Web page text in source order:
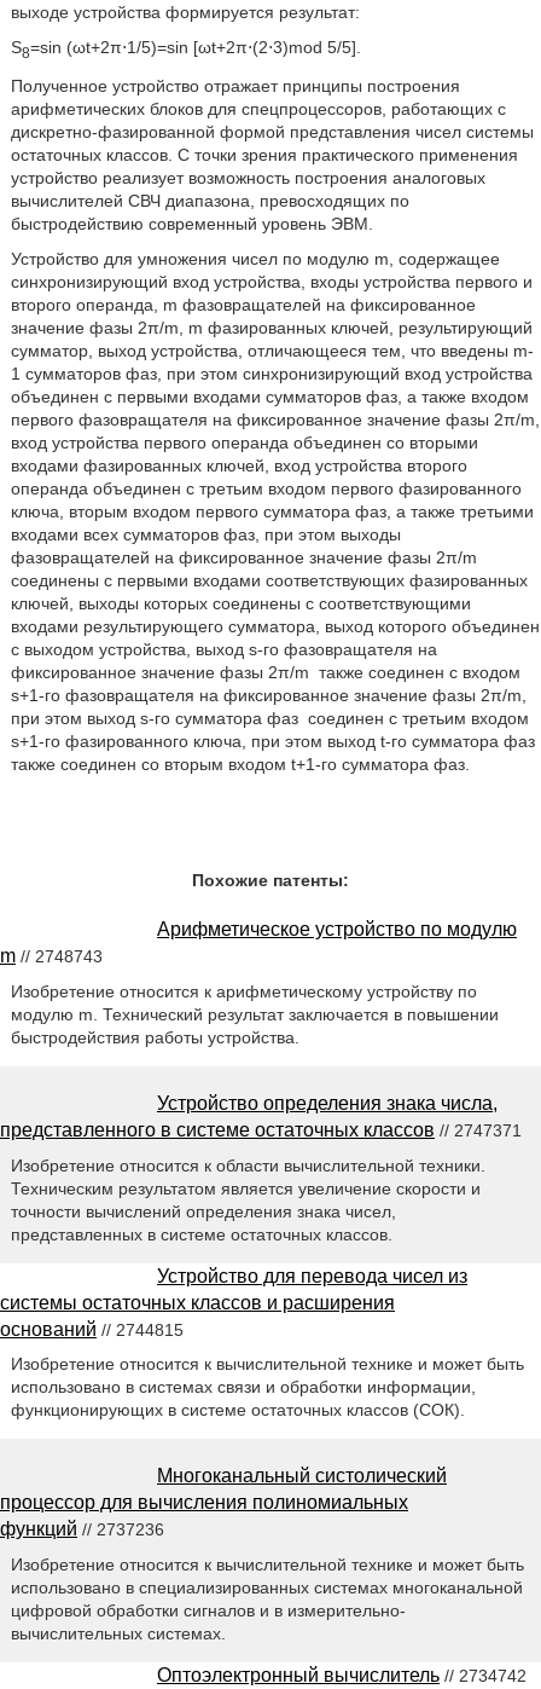
выходе устройства формируется результат:
S8=sin (ωt+2π⋅1/5)=sin [ωt+2π⋅(2⋅3)mod 5/5].
Полученное устройство отражает принципы построения
арифметических блоков для спецпроцессоров, работающих с
дискретно-фазированной формой представления чисел системы
остаточных классов. С точки зрения практического применения
устройство реализует возможность построения аналоговых
вычислителей СВЧ диапазона, превосходящих по
быстродействию современный уровень ЭВМ.
Устройство для умножения чисел по модулю m, содержащее
синхронизирующий вход устройства, входы устройства первого и
второго операнда, m фазовращателей на фиксированное
значение фазы 2π/m, m фазированных ключей, результирующий
сумматор, выход устройства, отличающееся тем, что введены m-
1 сумматоров фаз, при этом синхронизирующий вход устройства
объединен с первыми входами сумматоров фаз, а также входом
первого фазовращателя на фиксированное значение фазы 2π/m,
вход устройства первого операнда объединен со вторыми
входами фазированных ключей, вход устройства второго
операнда объединен с третьим входом первого фазированного
ключа, вторым входом первого сумматора фаз, а также третьими
входами всех сумматоров фаз, при этом выходы
фазовращателей на фиксированное значение фазы 2π/m
соединены с первыми входами соответствующих фазированных
ключей, выходы которых соединены с соответствующими
входами результирующего сумматора, выход которого объединен
с выходом устройства, выход s-го фазовращателя на
фиксированное значение фазы 2π/m также соединен с входом
s+1-го фазовращателя на фиксированное значение фазы 2π/m,
при этом выход s-го сумматора фаз соединен с третьим входом
s+1-го фазированного ключа, при этом выход t-го сумматора фаз
также соединен со вторым входом t+1-го сумматора фаз.
Похожие патенты:
Арифметическое устройство по модулю
m // 2748743
Изобретение относится к арифметическому устройству по
модулю m. Технический результат заключается в повышении
быстродействия работы устройства.
Устройство определения знака числа,
представленного в системе остаточных классов // 2747371
Изобретение относится к области вычислительной техники.
Техническим результатом является увеличение скорости и
точности вычислений определения знака чисел,
представленных в системе остаточных классов.
Устройство для перевода чисел из
системы остаточных классов и расширения
оснований // 2744815
Изобретение относится к вычислительной технике и может быть
использовано в системах связи и обработки информации,
функционирующих в системе остаточных классов (СОК).
Многоканальный систолический
процессор для вычисления полиномиальных
функций // 2737236
Изобретение относится к вычислительной технике и может быть
использовано в специализированных системах многоканальной
цифровой обработки сигналов и в измерительно-
вычислительных системах.
Оптоэлектронный вычислитель // 2734742